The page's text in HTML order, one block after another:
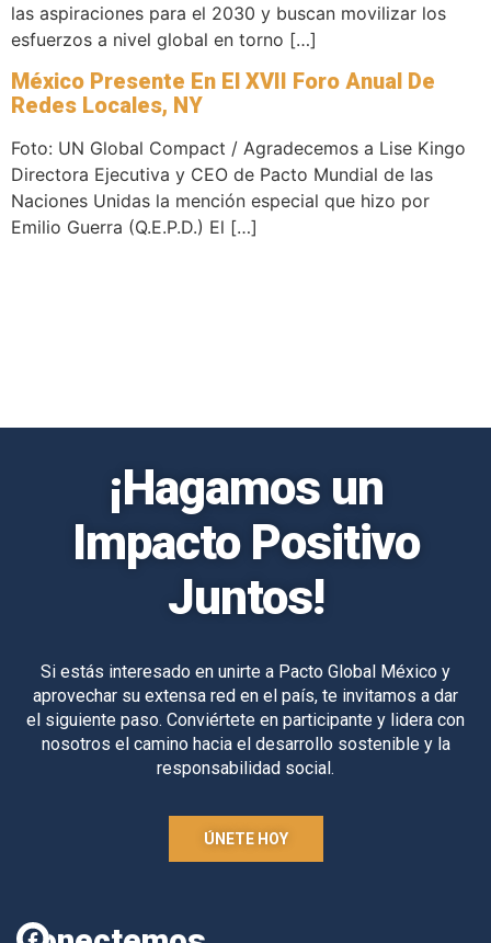
las aspiraciones para el 2030 y buscan movilizar los
esfuerzos a nivel global en torno […]
México Presente En El XVII Foro Anual De
Redes Locales, NY
Foto: UN Global Compact / Agradecemos a Lise Kingo
Directora Ejecutiva y CEO de Pacto Mundial de las
Naciones Unidas la mención especial que hizo por
Emilio Guerra (Q.E.P.D.) El […]
¡Hagamos un
Impacto Positivo
Juntos!
Si estás interesado en unirte a Pacto Global México y
aprovechar su extensa red en el país, te invitamos a dar
el siguiente paso. Conviértete en participante y lidera con
nosotros el camino hacia el desarrollo sostenible y la
responsabilidad social.
ÚNETE HOY